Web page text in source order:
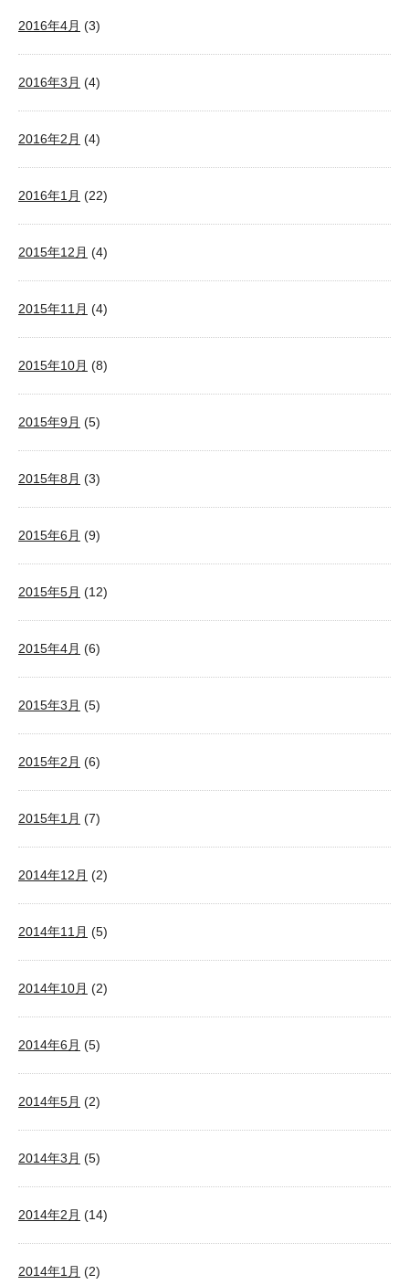
2016年4月 (3)
2016年3月 (4)
2016年2月 (4)
2016年1月 (22)
2015年12月 (4)
2015年11月 (4)
2015年10月 (8)
2015年9月 (5)
2015年8月 (3)
2015年6月 (9)
2015年5月 (12)
2015年4月 (6)
2015年3月 (5)
2015年2月 (6)
2015年1月 (7)
2014年12月 (2)
2014年11月 (5)
2014年10月 (2)
2014年6月 (5)
2014年5月 (2)
2014年3月 (5)
2014年2月 (14)
2014年1月 (2)